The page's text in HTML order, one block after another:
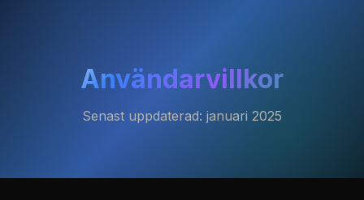
Användarvillkor
Senast uppdaterad: januari 2025